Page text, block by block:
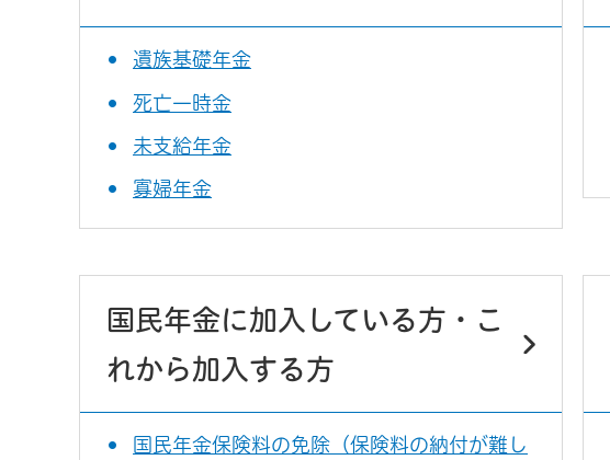
遺族基礎年金
死亡一時金
未支給年金
寡婦年金
国民年金に加入している方・こ
れから加入する方
国民年金保険料の免除（保険料の納付が難し